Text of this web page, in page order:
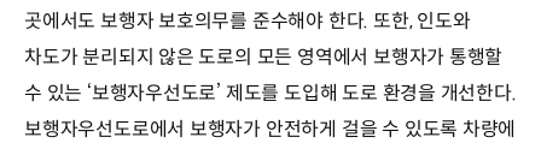
곳에서도 보행자 보호의무를 준수해야 한다. 또한, 인도와
차도가 분리되지 않은 도로의 모든 영역에서 보행자가 통행할
수 있는 ‘보행자우선도로’ 제도를 도입해 도로 환경을 개선한다.
보행자우선도로에서 보행자가 안전하게 걸을 수 있도록 차량에